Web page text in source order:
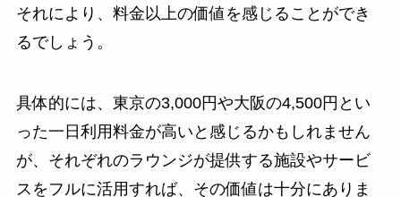
それにより、料金以上の価値を感じることができ
るでしょう。
具体的には、東京の3,000円や大阪の4,500円とい
った一日利用料金が高いと感じるかもしれません
が、それぞれのラウンジが提供する施設やサービ
スをフルに活用すれば、その価値は十分にありま